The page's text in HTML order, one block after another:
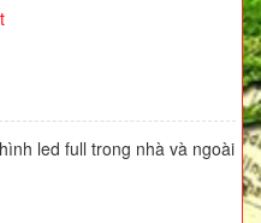
led full trong nhà và ngoài